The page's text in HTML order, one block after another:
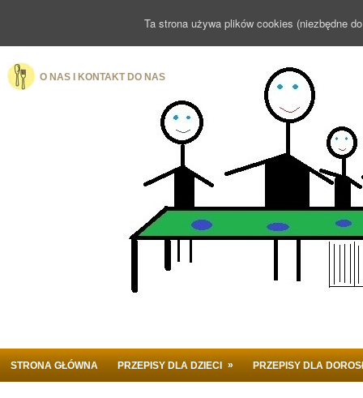
O NAS I KONTAKT DO NAS
STRONA GŁÓWNA PRZEPISY DLA DZIECI » PRZEPISY DLA
Ta strona używa plików cookies (niezbędne